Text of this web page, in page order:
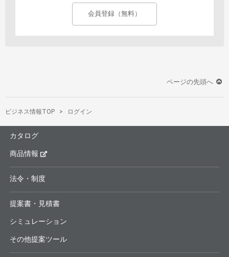
会員登録（無料）
ページの先頭へ
ビジネス情報TOP ログイン
カタログ
商品情報
法令・制度
提案書・見積書
シミュレーション
その他提案ツール